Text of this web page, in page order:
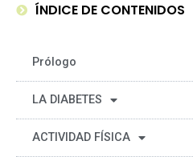
ÍNDICE DE CONTENIDOS
Prólogo
LA DIABETES
ACTIVIDAD FÍSICA